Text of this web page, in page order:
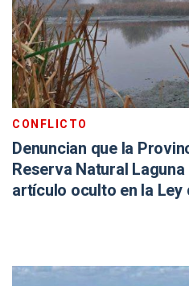
CONFLICTO
Denuncian que la
Reserva Natural
artículo oculto en la